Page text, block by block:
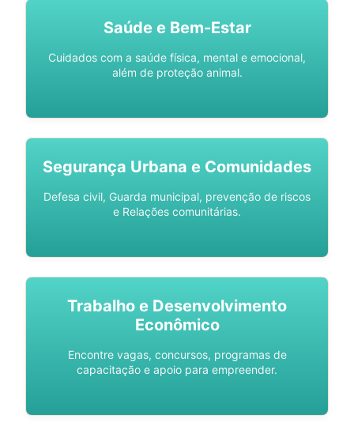
Saúde e Bem-Estar
Cuidados com a saúde física, mental e emocional,
além de proteção animal.
Segurança Urbana e Comunidades
Defesa civil, Guarda municipal, prevenção de riscos
e Relações comunitárias.
Trabalho e Desenvolvimento
Econômico
Encontre vagas, concursos, programas de
capacitação e apoio para empreender.